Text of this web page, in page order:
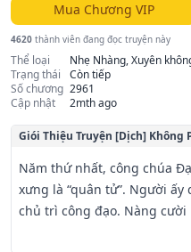
Mua Chương VIP
4620 thành viên đang đọc truyện này
Thể loại
Nhẹ Nhàng, Xuyên
Trạng thái
Còn tiếp
Số chương 2961
Cập nhật
2mth ago
Giói Thiệu Truyện [Dịch] Không
Năm thứ nhất, công chúa
xưng là “quân tử”. Người
chủ trì công đạo. Nàng cười